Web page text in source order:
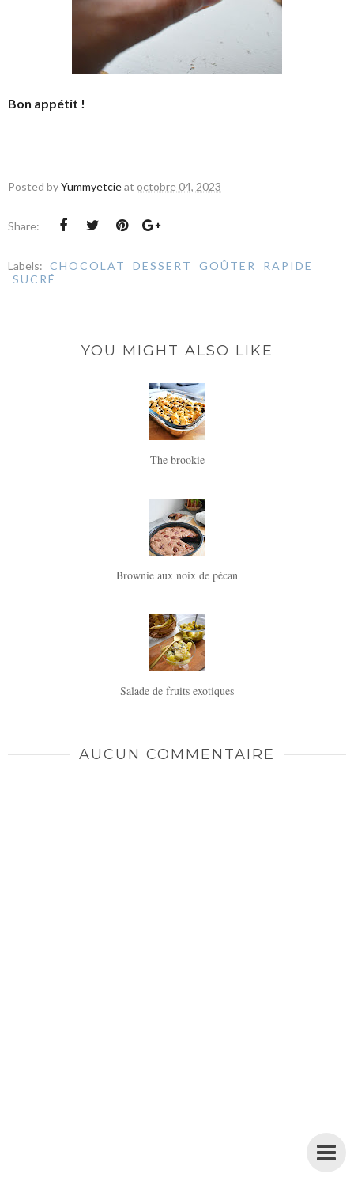
Bon appétit !
Posted byYummyetcieat octobre 04, 2023
Share:
Labels: CHOCOLAT DESSERT GOÛTER
RAPIDE
SUCRÉ
YOU MIGHT ALSO LIKE
The brookie
Brownie aux noix de pécan
Salade de fruits exotiques
AUCUN COMMENTAIRE